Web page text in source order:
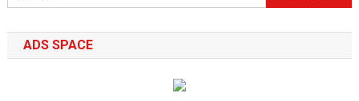
for:
ADS SPACE